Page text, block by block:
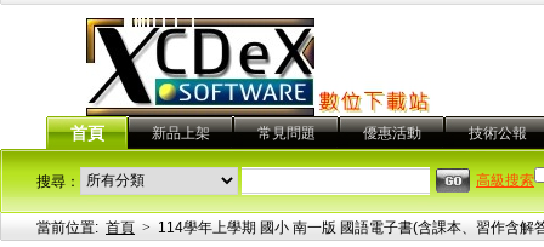
首頁 新品上架 常見問題 優惠活動 技術公報
搜尋： 高級搜索
當前位置: 首頁 > 114學年上學期 國小 南一版 國語電子書(含課本、習作含